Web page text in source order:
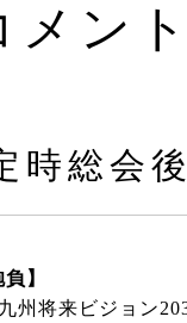
メント
時総会
】
州将来ビジョン